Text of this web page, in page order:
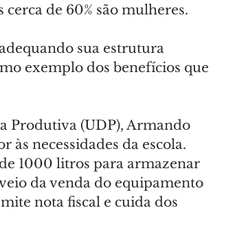
de 60% são mulheres.
sua estrutura
exemplo dos benefícios que
Produtiva (UDP), Armando
necessidades da escola.
1000 litros para armazenar
da venda do equipamento
nota fiscal e cuida dos